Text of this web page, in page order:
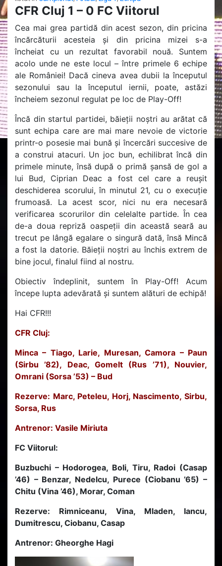
CFR Cluj 1 – 0 FC Viitorul
Cea mai grea partidă din acest sezon, din pricina
încărcăturii acesteia și din pricina mizei s-a
încheiat cu un rezultat favorabil nouă. Suntem
acolo unde ne este locul – între primele 6 echipe
ale României! Dacă cineva avea dubii la începutul
sezonului sau la începutul iernii, poate, astăzi
încheiem sezonul regulat pe loc de Play-Off!
Încă din startul partidei, băieții noștri au arătat că
sunt echipa care are mai mare nevoie de victorie
printr-o posesie mai bună și încercări succesive de
a construi atacuri. Un joc bun, echilibrat încă din
primele minute, însă după o primă șansă de gol a
lui Bud, Ciprian Deac a fost cel care a reușit
deschiderea scorului, în minutul 21, cu o execuție
frumoasă. La acest scor, nici nu era necesară
verificarea scorurilor din celelalte partide. În cea
de-a doua repriză oaspeții din această seară au
trecut pe lângă egalare o singură dată, însă Mincă
a fost la datorie. Băieții noștri au închis extrem de
bine jocul, finalul fiind al nostru.
Obiectiv îndeplinit, suntem în Play-Off! Acum
începe lupta adevărată și suntem alături de echipă!
Hai CFR!!!
CFR Cluj:
Minca – Tiago, Larie, Muresan, Camora – Paun
(Sirbu ’82), Deac, Gomelt (Rus ’71), Nouvier,
Omrani (Sorsa ’53) – Bud
Rezerve: Marc, Peteleu, Horj, Nascimento, Sirbu,
Sorsa, Rus
Antrenor: Vasile Miriuta
FC Viitorul:
Buzbuchi – Hodorogea, Boli, Tiru, Radoi (Casap
’46) – Benzar, Nedelcu, Purece (Ciobanu ’65) –
Chitu (Vina ’46), Morar, Coman
Rezerve: Rimniceanu, Vina, Mladen, Iancu,
Dumitrescu, Ciobanu, Casap
Antrenor: Gheorghe Hagi